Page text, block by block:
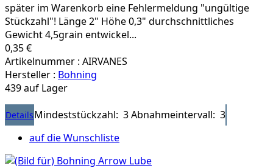
später im Warenkorb eine Fehlermeldung "ungültige
Stückzahl"! Länge 2" Höhe 0,3" durchschnittliches
Gewicht 4,5grain entwickel...
0,35 €
Artikelnummer : AIRVANES
Hersteller : Bohning
439 auf Lager
DetailsMindeststückzahl: 3Abnahmeintervall: 3
auf die Wunschliste